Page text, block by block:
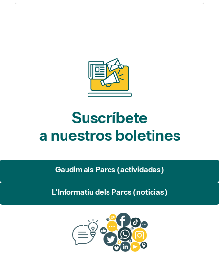
Suscríbete
a nuestros boletines
Gaudim als Parcs (actividades)
L'Informatiu dels Parcs (noticias)